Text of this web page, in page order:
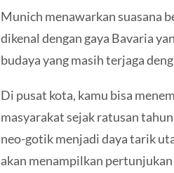
Munich menawarkan suasana
dikenal dengan gaya Bavaria
budaya yang masih terjaga
Di pusat kota, kamu bisa
masyarakat sejak ratusan
neo-gotik menjadi daya tarik
akan menampilkan